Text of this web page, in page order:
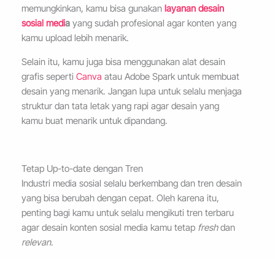
memungkinkan, kamu bisa gunakan layanan desain
sosial mediayang sudah profesional agar konten yang
kamu upload lebih menarik.
Selain itu, kamu juga bisa menggunakan alat desain
grafis sepertiCanva atau Adobe Spark untuk membuat
desain yang menarik. Jangan lupa untuk selalu menjaga
struktur dan tata letak yang rapi agar desain yang
kamu buat menarik untuk dipandang.
Tetap Up-to-date dengan Tren
Industri media sosial selalu berkembang dan tren desain
yang bisa berubah dengan cepat. Oleh karena itu,
penting bagi kamu untuk selalu mengikuti tren terbaru
agar desain konten sosial media kamu tetap freshdan
relevan.